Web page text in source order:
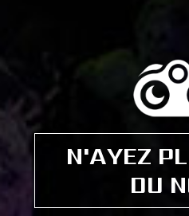
N'AYEZ
DU